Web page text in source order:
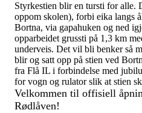
Styrkestien blir en tursti for alle.
oppom skolen), forbi eika langs
Bortna, via gapahuken og ned
opparbeidet grussti på 1,3 km
underveis. Det vil bli benker så
blir og satt opp på stien ved
fra Flå IL i forbindelse med
for vogn og rulator slik at stien
Velkommen til offisiell
Rødlåven!